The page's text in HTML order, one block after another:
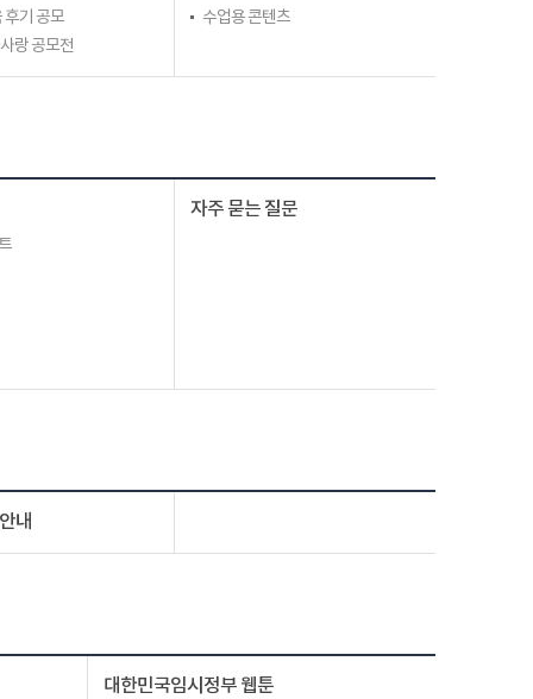
후기 공모
랑 공모전
수업용 콘텐츠
자주 묻는 질문
내
대한민국임시정부 웹툰